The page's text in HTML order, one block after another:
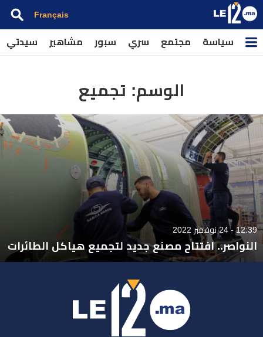
Français
سياسة مجتمع سري سبور مشاهير سيدتي
الوسم: تجميع
12:39 - 24 نوفمبر 2022
النواصر.. افتتاح مصنع جديد لتجميع هياكل الطائرات